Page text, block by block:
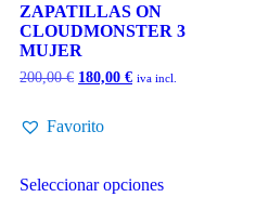
ZAPATILLAS ON
CLOUDMONSTER 3
MUJER
200,00€ 180,00 € iva incl.
Favorito
Seleccionar opciones